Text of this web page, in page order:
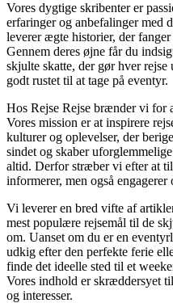
Vores dygtige skribenter er
erfaringer og anbefalinger med
leverer ægte historier, der fanger
Gennem deres øjne får du
skjulte skatte, der gør hver
godt rustet til at tage på eventyr.
Hos Rejse Rejse brænder vi for
Vores mission er at inspirere
kulturer og oplevelser, der
sindet og skaber
altid. Derfor stræber vi efter at
informerer, men også
Vi leverer en bred vifte af
mest populære rejsemål til de
om. Uanset om du er en
udkig efter den perfekte ferie
finde det ideelle sted til et
Vores indhold er skræddersyet
og interesser.